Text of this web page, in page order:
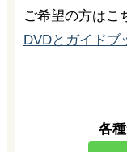
ご希望の方はこ
DVDとガイドブ
各